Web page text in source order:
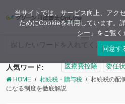
人気ワード: 医療費控除 委任状
HOME 相続税・贈与税
相続税の配
になる制度を徹底解説
当サイトでは、サービス向上、アク
ためにCookieを利用しています。
シー 」をご覧く
同意す